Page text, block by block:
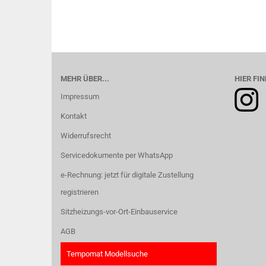
MEHR ÜBER...
Impressum
Kontakt
Widerrufsrecht
Servicedokumente per WhatsApp
e-Rechnung: jetzt für digitale Zustellung
registrieren
Sitzheizungs-vor-Ort-Einbauservice
AGB
Tempomat Modellsuche
HIER